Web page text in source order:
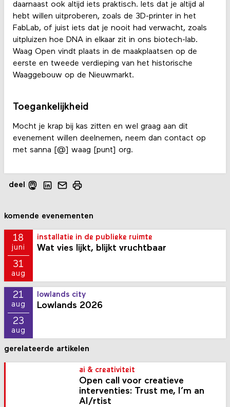
daarnaast ook altijd iets praktisch. Iets dat je altijd al
hebt willen uitproberen, zoals de 3D-printer in het
FabLab, of juist iets dat je nooit had verwacht, zoals
uitpluizen hoe DNA in elkaar zit in ons biotech-lab.
Waag Open vindt plaats in de maakplaatsen op de
eerste en tweede verdieping van het historische
Waaggebouw op de Nieuwmarkt.
Toegankelijkheid
Mocht je krap bij kas zitten en wel graag aan dit
evenement willen deelnemen, neem dan contact op
met sanna [@] waag [punt] org.
deel
komende evenementen
18
juni
31
aug
installatie in de publieke ruimte
Wat vies lijkt, blijkt vruchtbaar
21
aug
23
aug
lowlands city
Lowlands 2026
gerelateerde artikelen
ai & creativiteit
Open call voor creatieve
interventies: Trust me, I’m an
AI/rtist